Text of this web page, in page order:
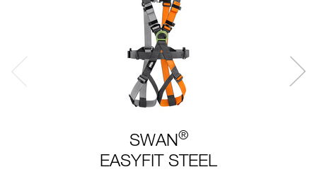
SWAN®
EASYFIT STEEL